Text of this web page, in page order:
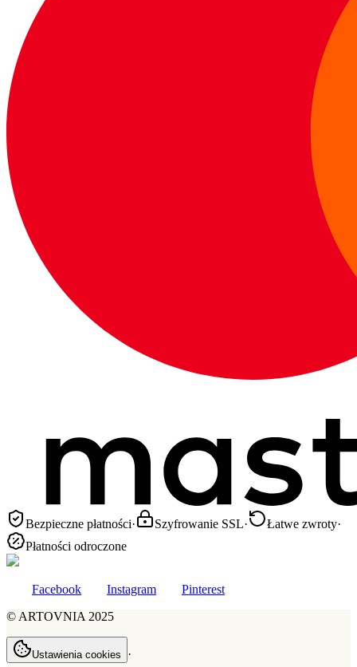
Bezpieczne płatności· Szyfrowanie SSL· Łatwe zwroty·
Płatności odroczone
Facebook Instagram
Pinterest
© ARTOVNIA 2025
Ustawienia cookies ·